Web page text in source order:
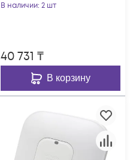
В наличии: 2 шт
40 731 ₸
В корзину